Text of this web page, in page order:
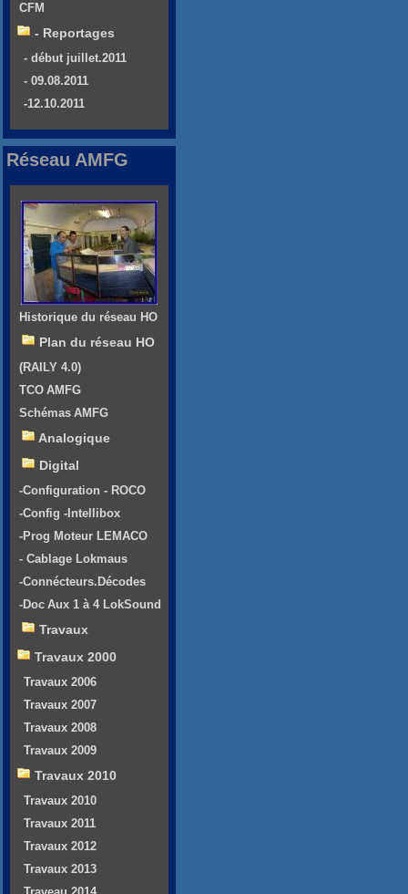
CFM
- Reportages
- début juillet.2011
- 09.08.2011
-12.10.2011
Réseau AMFG
Historique du réseau HO
Plan du réseau HO
(RAILY 4.0)
TCO AMFG
Schémas AMFG
Analogique
Digital
-Configuration - ROCO
-Config -Intellibox
-Prog Moteur LEMACO
- Cablage Lokmaus
-Connécteurs.Décodes
-Doc Aux 1 à 4 LokSound
Travaux
Travaux 2000
Travaux 2006
Travaux 2007
Travaux 2008
Travaux 2009
Travaux 2010
Travaux 2010
Travaux 2011
Travaux 2012
Travaux 2013